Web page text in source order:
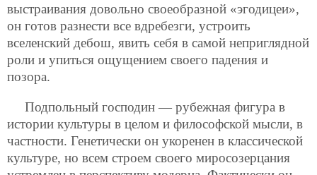
выстраивания довольно своеобразной «эгодицеи»,
он готов разнести все вдребезги, устроить
вселенский дебош, явить себя в самой неприглядной
роли и упиться ощущением своего падения и
позора.
Подпольный господин — рубежная фигура в
истории культуры в целом и философской мысли, в
частности. Генетически он укоренен в классической
культуре, но всем строем своего миросозерцания